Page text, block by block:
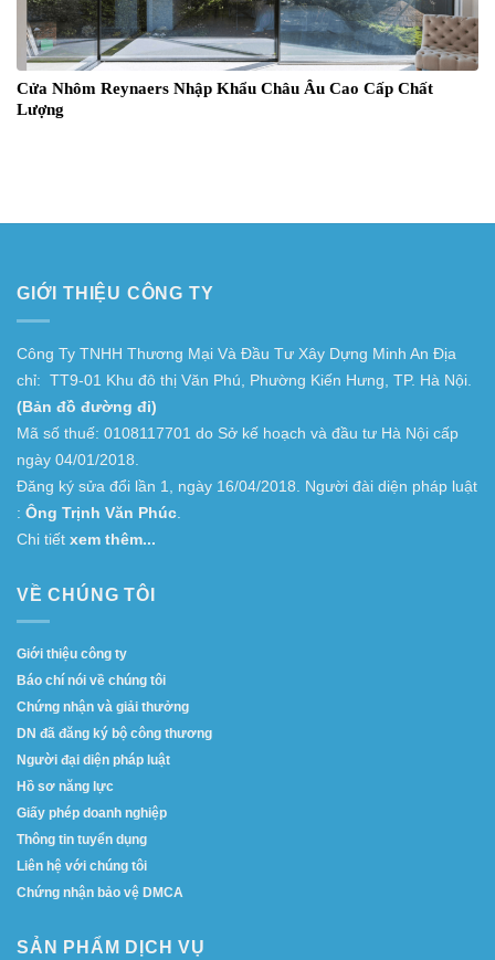
Cửa Nhôm Reynaers Nhập Khẩu Châu Âu Cao Cấp Chất
Lượng
GIỚI THIỆU CÔNG TY
Công Ty TNHH Thương Mại Và Đầu Tư Xây Dựng Minh An Địa
chỉ: TT9-01 Khu đô thị Văn Phú, Phường Kiến Hưng, TP. Hà Nội.
(Bản đồ đường đi)
Mã số thuế: 0108117701 do Sở kế hoạch và đầu tư Hà Nội cấp
ngày 04/01/2018.
Đăng ký sửa đổi lần 1, ngày 16/04/2018. Người đài diện pháp luật
: Ông Trịnh Văn Phúc
Chi tiết xem thêm...
VỀ CHÚNG TÔI
Giới thiệu công ty
Báo chí nói về chúng tôi
Chứng nhận và giải thưởng
DN đã đăng ký bộ công thương
Người đại diện pháp luật
Hồ sơ năng lực
Giấy phép doanh nghiệp
Thông tin tuyển dụng
Liên hệ với chúng tôi
Chứng nhận bảo vệ DMCA
SẢN PHẨM DỊCH VỤ